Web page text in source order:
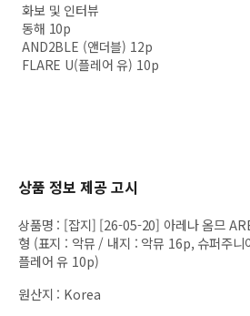
화보 및 인터뷰
동해 10p
AND2BLE (앤더블) 12p
FLARE U(플레어 유) 10p
상품 정보 제공 고시
상품명 : [잡지] [26-05-20] 아레나 옴므
형 (표지 : 악뮤 / 내지 : 악뮤 16p, 슈퍼주
플레어 유 10p)
원산지 : Korea